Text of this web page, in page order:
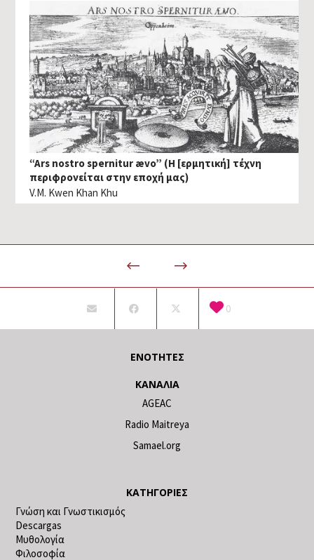
“Ars nostro spernitur ævo” (Η [ερμητική] τέχνη
περιφρονείται στην εποχή μας)
V.M. Kwen Khan Khu
0
ΕΝΌΤΗΤΕΣ
ΚΑΝΆΛΙΑ
AGEAC
Radio Maitreya
Samael.org
ΚΑΤΗΓΟΡΊΕΣ
Γνώση και Γνωστικισμός
Descargas
Μυθολογία
Φιλοσοφία